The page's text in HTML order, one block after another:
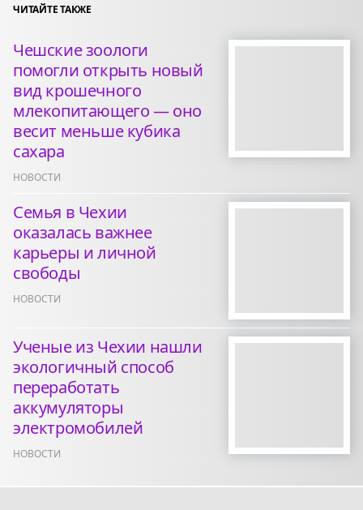
ЧИТАЙТЕ ТАКЖЕ
Чешские зоологи
помогли открыть новый
вид крошечного
млекопитающего — оно
весит меньше кубика
сахара
НОВОСТИ
Семья в Чехии
оказалась важнее
карьеры и личной
свободы
НОВОСТИ
Ученые из Чехии нашли
экологичный способ
переработать
аккумуляторы
электромобилей
НОВОСТИ